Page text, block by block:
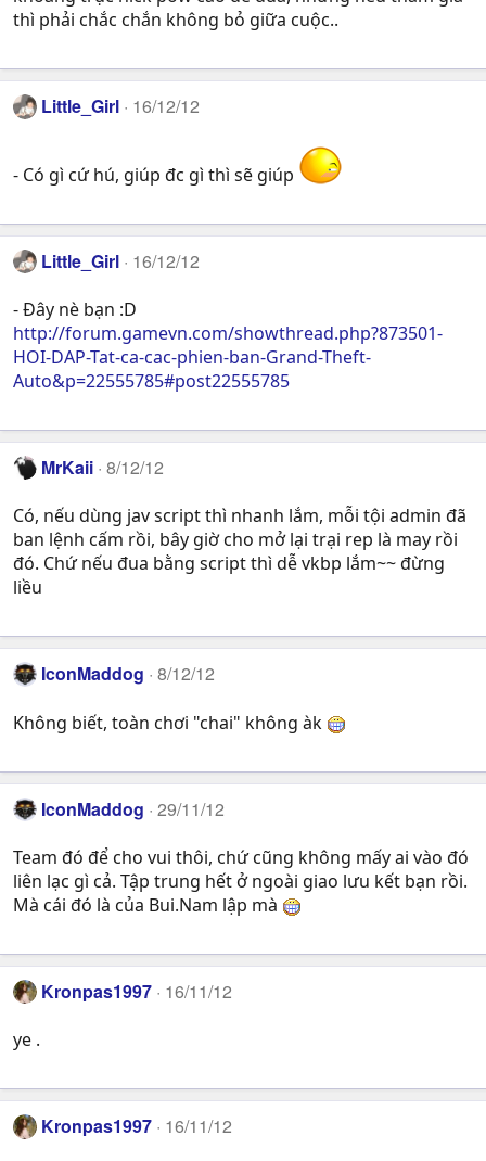
thì phải chắc chắn không bỏ giữa cuộc..
Little_Girl 16/12/12
- Có gì cứ hú, giúp đc gì thì sẽ giúp
Little_Girl 16/12/12
- Đây nè bạn :D
http://forum.gamevn.com/showthread.php?873501-
HOI-DAP-Tat-ca-cac-phien-ban-Grand-Theft-
Auto&p=22555785#post22555785
MrKaii 8/12/12
Có, nếu dùng jav script thì nhanh lắm, mỗi tội admin đã
ban lệnh cấm rồi, bây giờ cho mở lại trại rep là may rồi
đó. Chứ nếu đua bằng script thì dễ vkbp lắm~~ đừng
liều
IconMaddog 8/12/12
Không biết, toàn chơi "chai" không àk
IconMaddog 29/11/12
Team đó để cho vui thôi, chứ cũng không mấy ai vào đó
liên lạc gì cả. Tập trung hết ở ngoài giao lưu kết bạn rồi.
Mà cái đó là của Bui.Nam lập mà
Kronpas1997 16/11/12
ye .
Kronpas1997 16/11/12